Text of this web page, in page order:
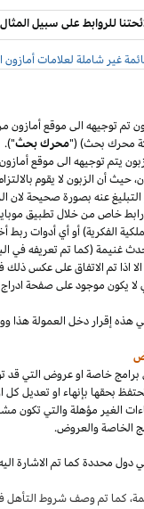
للروابط على سبيل
غير شاملة لعلامات أمازون
تم توجيهه الى موقع
محرك بحث) ("محرك بحث").
يتم توجيهه الى موقع
حيثأنالزبون لا يقوم
التبليغ عنه بصورة صحيحة
خاص من خلال تطبيق
الفكرية) أو أي أدوات
تعريفه في البند 4(أ) من إقرار دخل
اذا تم الاتفاق على عكس ذلك
يكون موجود على صفحة
هذه إقرار دخل العمولة هذا
برامج خاصة او عروض التي
بحقها بإنهاء او
الغير مؤهلةوالتي تكون
الخاصة والعروض.
دول محددة كما تم الاشارة
كما تم وصف شروط التأهل